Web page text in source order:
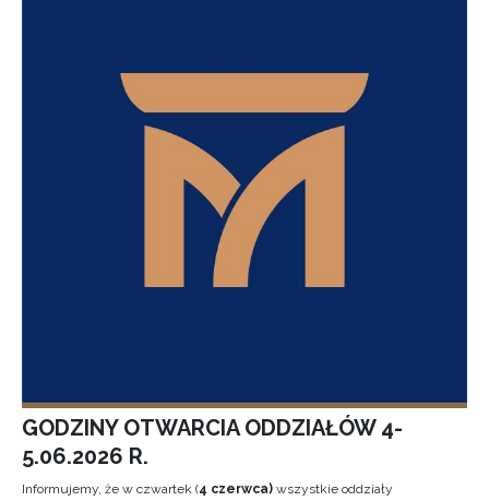
GODZINY OTWARCIA ODDZIAŁÓW 4-
5.06.2026 R.
Informujemy, że w czwartek (4 czerwca) wszystkie oddziały